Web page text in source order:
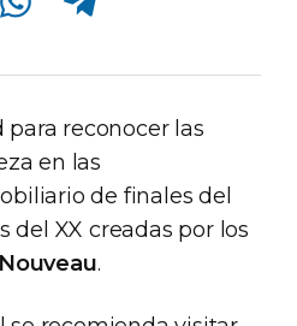
reconocer las
en las
de finales del
del XX creadas por los
.